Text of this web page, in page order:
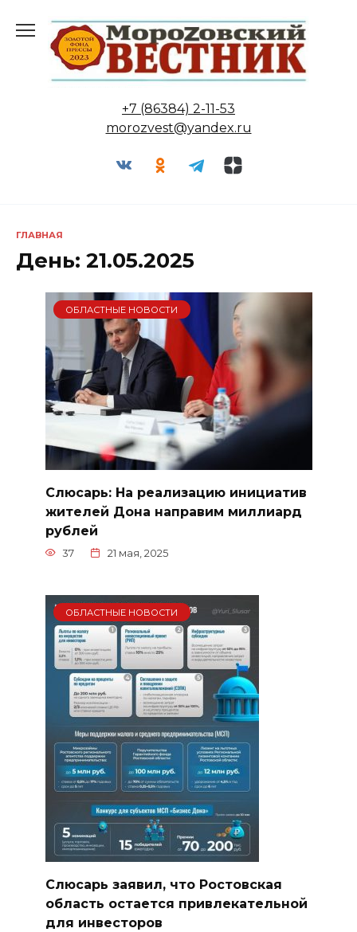
содержанию
+7 (86384) 2-11-53
morozvest@yandex.ru
ГЛАВНАЯ
День: 21.05.2025
ОБЛАСТНЫЕ НОВОСТИ
Слюсарь: На реализацию инициатив
жителей Дона направим миллиард
рублей
37 21 мая, 2025
ОБЛАСТНЫЕ НОВОСТИ
Слюсарь заявил, что Ростовская
область остается привлекательной
для инвесторов